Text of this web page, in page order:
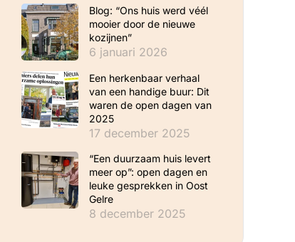
Blog: “Ons huis werd véél
mooier door de nieuwe
kozijnen”
6 januari 2026
Een herkenbaar verhaal
van een handige buur: Dit
waren de open dagen van
2025
17 december 2025
“Een duurzaam huis levert
meer op”: open dagen en
leuke gesprekken in Oost
Gelre
8 december 2025